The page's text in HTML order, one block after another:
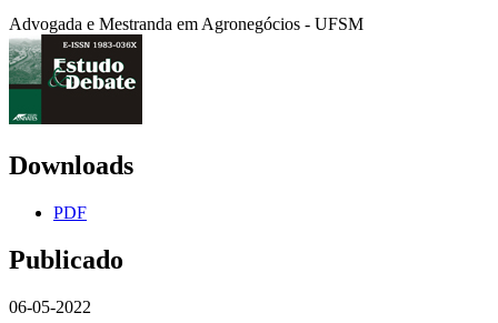
Advogada e Mestranda em Agronegócios - UFSM
Downloads
PDF
Publicado
06-05-2022